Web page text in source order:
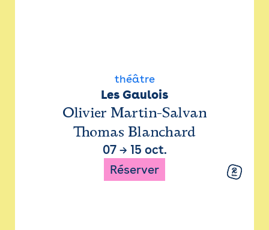
théâtre
Les Gaulois
Olivier Martin-Salvan
Thomas Blanchard
07→ 15 oct.
Réserver